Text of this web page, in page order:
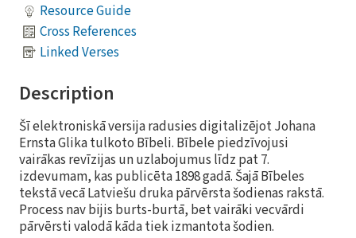
Resource Guide
Cross References
Linked Verses
Description
Šī elektroniskā versija radusies digitalizējot Johana
Ernsta Glika tulkoto Bībeli. Bībele piedzīvojusi
vairākas revīzijas un uzlabojumus līdz pat 7.
izdevumam, kas publicēta 1898 gadā. Šajā Bībeles
tekstā vecā Latviešu druka pārvērsta šodienas rakstā.
Process nav bijis burts-burtā, bet vairāki vecvārdi
pārvērsti valodā kāda tiek izmantota šodien.